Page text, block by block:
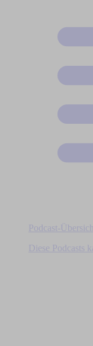
Podcast-
Diese Podcasts